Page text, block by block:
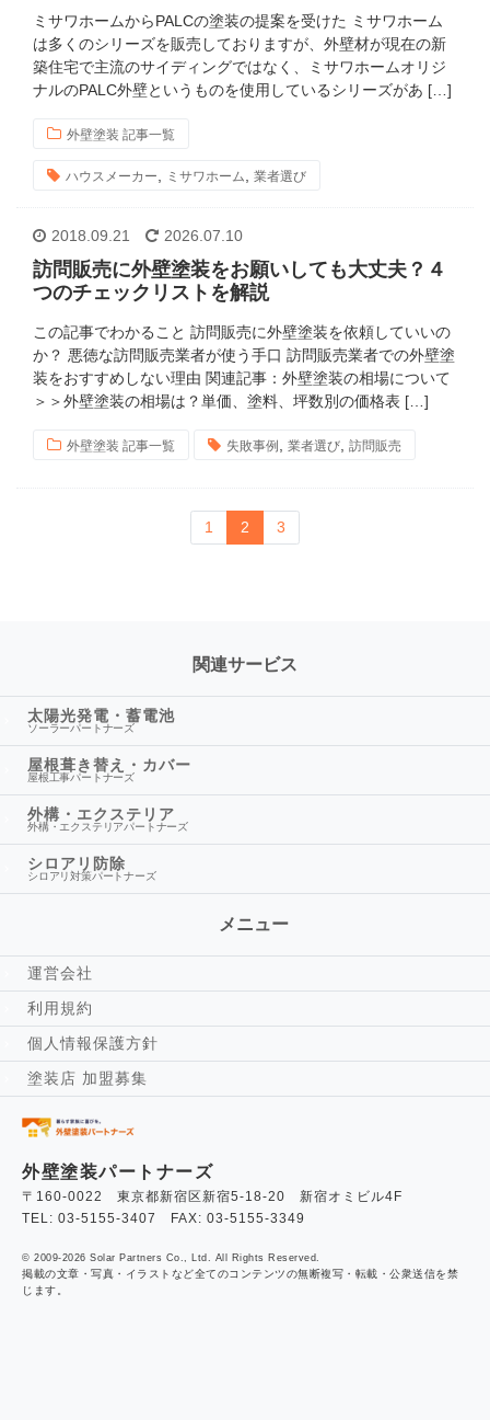
ミサワホームからPALCの塗装の提案を受けた ミサワホーム
は多くのシリーズを販売しておりますが、外壁材が現在の新
築住宅で主流のサイディングではなく、ミサワホームオリジ
ナルのPALC外壁というものを使用しているシリーズがあ […]
外壁塗装 記事一覧
ハウスメーカー ミサワホーム 業者選び
2018.09.21 2026.07.10
訪問販売に外壁塗装をお願いしても大丈夫？４
つのチェックリストを解説
この記事でわかること 訪問販売に外壁塗装を依頼していいの
か？ 悪徳な訪問販売業者が使う手口 訪問販売業者での外壁塗
装をおすすめしない理由 関連記事：外壁塗装の相場について
＞＞外壁塗装の相場は？単価、塗料、坪数別の価格表 […]
外壁塗装 記事一覧 失敗事例 業者選び 訪問販売
1 2 3
外壁塗装パートナーズ
〒160-0022 東京都新宿区新宿5-18-20 新宿オミビル4F
TEL: 03-5155-3407 FAX: 03-5155-3349
運営会社
利用規約
個人情報保護方針
塗装店 加盟募集
関連サービス
太陽光発電・蓄電池
ソーラーパートナーズ
屋根葺き替え・カバー
屋根工事パートナーズ
外構・エクステリア
外構・エクステリアパートナーズ
シロアリ防除
シロアリ対策パートナーズ
メニュー
© 2009-2026 Solar Partners Co., Ltd. All Rights Reserved.
掲載の文章・写真・イラストなど全てのコンテンツの無断複写・転載・公衆送信を禁
じます。